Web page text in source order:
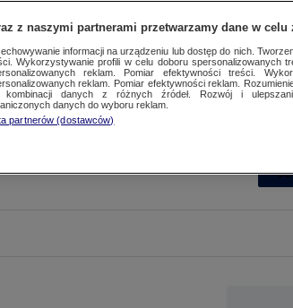
z naszymi partnerami przetwarzamy dane w celu
informacji na urządzeniu lub dostęp do nich.
Wykorzystywanie profili w celu doboru spersonalizowanych
reklam. Pomiar efektywności treści.
reklam. Pomiar efektywności reklam.
kombinacji danych z różnych źródeł. Rozwój i
danych do wyboru reklam.
partnerów (dostawców)